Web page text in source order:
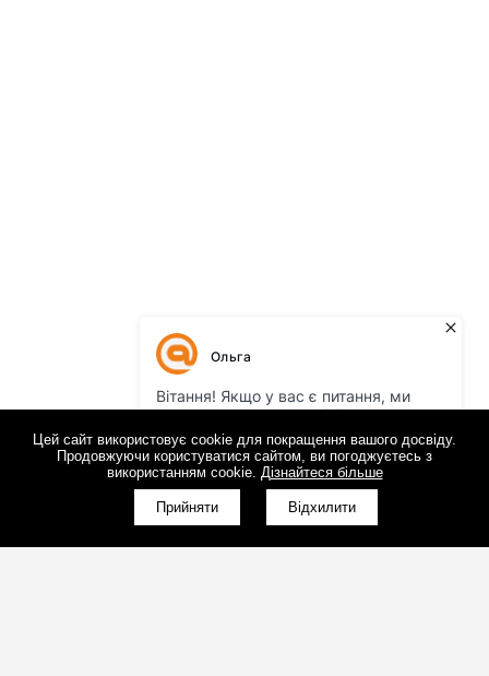
Цей сайт використовує cookie для покращення вашого досвіду.
Продовжуючи користуватися сайтом, ви погоджуєтесь з
використанням cookie. Дізнайтеся більше
Прийняти Відхилити